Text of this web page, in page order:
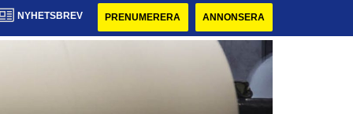
NYHETSBREV PRENUMERERA ANNONSERA